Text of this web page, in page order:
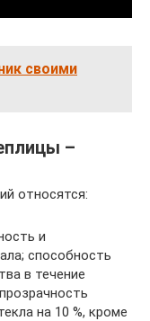
своими
–
относятся:
и
способность
в течение
на 10 %, кроме